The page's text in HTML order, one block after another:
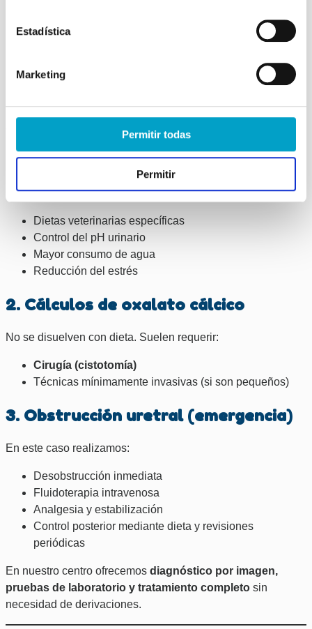
Estadística
Marketing
Permitir todas
Permitir
Tratamiento: cómo
eliminamos las piedras en la
vejiga de los gatos
El tratamiento depende del tipo de cálculo y del estado del
1. Cálculos de estruvita
Pueden disolverse mediante:
Dietas veterinarias específicas
Control del pH urinario
Mayor consumo de agua
Reducción del estrés
2. Cálculos de oxalato cálcico
No se disuelven con dieta. Suelen requerir:
Cirugía (cistotomía)
Técnicas mínimamente invasivas (si son pequeños)
3. Obstrucción uretral (emergencia)
En este caso realizamos:
Desobstrucción inmediata
Fluidoterapia intravenosa
Analgesia y estabilización
Control posterior mediante dieta y revisiones
periódicas
En nuestro centro ofrecemos diagnóstico por imagen,
pruebas de laboratorio y tratamiento completo sin
necesidad de derivaciones.